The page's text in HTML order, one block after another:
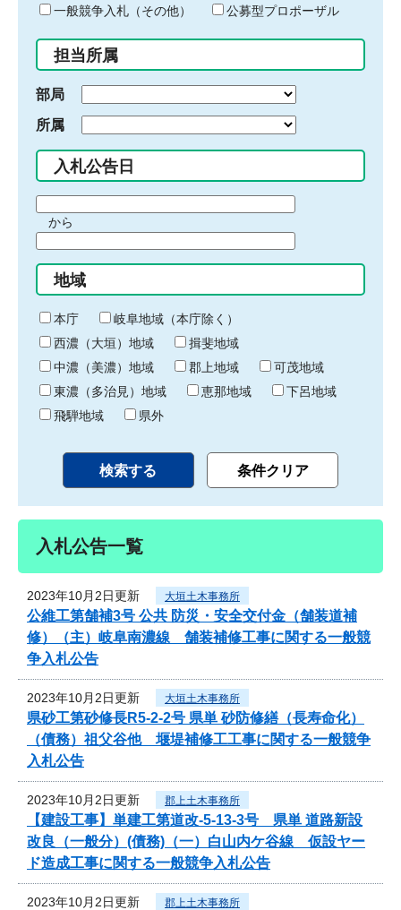
ド
入
力
一般競争入札（その他）
公募型プロポーザル
担当所属
部局
所属
入札公告日
間
始
り
から
間
終
わ
り
地域
本庁
岐阜地域（本庁除く）
西濃（大垣）地域
揖斐地域
中濃（美濃）地域
郡上地域
可茂地域
東濃（多治見）地域
恵那地域
下呂地域
飛騨地域
県外
入札公告一覧
2023年10月2日更新 大垣土木事務所
公維工第舗補3号 公共 防災・安全交付金（舗装道補
修）（主）岐阜南濃線 舗装補修工事に関する一般競
争入札公告
2023年10月2日更新 大垣土木事務所
県砂工第砂修長R5-2-2号 県単 砂防修繕（長寿命化）
（債務）祖父谷他 堰堤補修工工事に関する一般競争
入札公告
2023年10月2日更新 郡上土木事務所
【建設工事】単建工第道改-5-13-3号 県単 道路新設
改良（一般分）(債務)（一）白山内ケ谷線 仮設ヤー
ド造成工事に関する一般競争入札公告
2023年10月2日更新 郡上土木事務所